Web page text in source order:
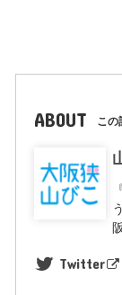
ABOUT この
Twitter